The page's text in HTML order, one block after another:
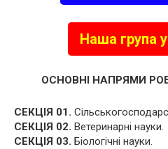
Наша група
ОСНОВНІ НАПРЯМИ
СЕКЦІЯ 01.
СЕКЦІЯ 02. Ветеринарні науки.
СЕКЦІЯ 03. Біологічні науки.